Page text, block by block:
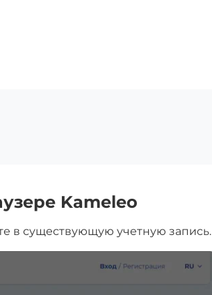
Kameleo
в существующую учетную запись.